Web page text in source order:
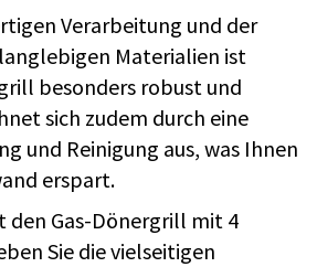
Verarbeitung und der
Materialien ist
besonders robust und
sich zudem durch eine
und Reinigung aus, was Ihnen
erspart.
den Gas-Dönergrill mit 4
Sie die vielseitigen